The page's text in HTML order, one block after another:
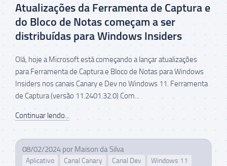
Atualizações da Ferramenta de Captura e
do Bloco de Notas começam a ser
distribuídas para Windows Insiders
Olá, hoje a Microsoft está começando a lançar atualizações
para Ferramenta de Captura e Bloco de Notas para Windows
Insiders nos canais Canary e Dev no Windows 11. Ferramenta
de Captura (versão 11.2401.32.0) Com...
Continuar lendo...
08/02/2024 por Maison da Silva
Aplicativo Canal Canary Canal Dev Windows 11